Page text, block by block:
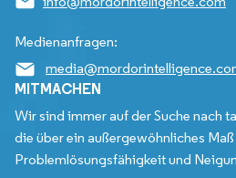
Medienanfragen:
MITMACHEN
Wir sind immer auf der Suche nach
die über ein außergewöhnliches
Problemlösungsfähigkeit und